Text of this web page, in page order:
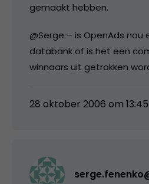
gemaakt hebben.
@Serge – is OpenAds
databank of is het een
winnaars uit getrokken
28 oktober 2006 om 13:45